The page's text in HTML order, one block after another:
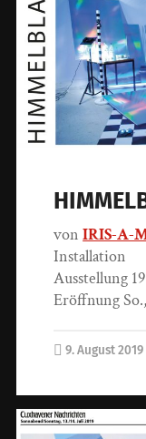
vonIRIS-A-
Installation
Ausstellung
Eröffnung
9. August 2019